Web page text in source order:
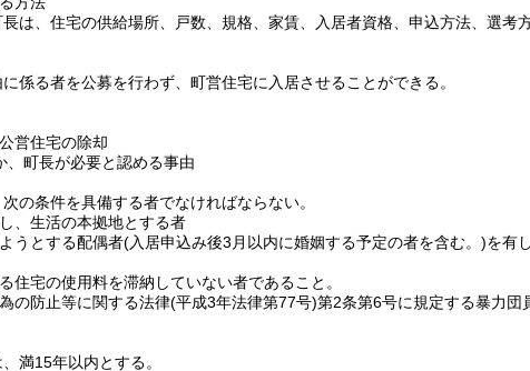
は、住宅の供給場所、戸数、規格、家賃、入居者資格、申込方法、選考
係る者を公募を行わず、町営住宅に入居させることができる。
営住宅の除却
、町長が必要と認める事由
の条件を具備する者でなければならない。
、生活の本拠地とする者
うとする配偶者(入居申込み後3月以内に婚姻する予定の者を含む。)を有
住宅の使用料を滞納していない者であること。
の防止等に関する法律(平成3年法律第77号)第2条第6号に規定する暴力団
満15年以内とする。